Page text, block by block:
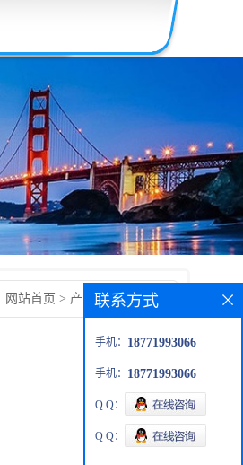
网站首页 > 产品展厅>硫酸铝
联系方式
手机： 18771993066
手机： 18771993066
Q Q：
Q Q：